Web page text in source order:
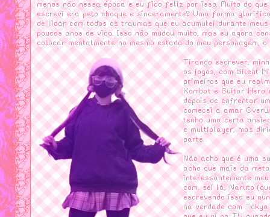
menos não nessa época e eu fico feliz por isso. Muito do que
escrevi era pelo choque e sinceramente? Uma forma
de lidar com todos os traumas que eu acumulei durante meus
poucos anos de vida. Isso não mudou muito, mas eu agora
colocar mentalmente no mesmo estado do meu personagem,
Tirando escrever,
os jogos, com Silent
primeiros que eu
Kombat e Guitar Hero
depois de enfrentar
comecei a amar
tenho uma certa
e multiplayer, mas
parte.
Não acho que é uma
acho que mais da
interessantemente
com, sei lá, Naruto
escrevendo isso eu
na verdade com